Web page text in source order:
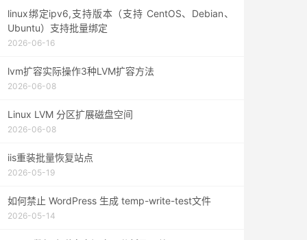
linux绑定ipv6,支持版本（支持 CentOS、Debian、
Ubuntu）支持批量绑定
2026-06-16
lvm扩容实际操作3种LVM扩容方法
2026-06-08
Linux LVM 分区扩展磁盘空间
2026-06-08
iis重装批量恢复站点
2026-05-19
如何禁止 WordPress 生成 temp-write-test文件
2026-05-14